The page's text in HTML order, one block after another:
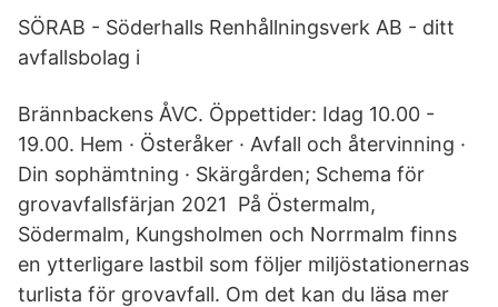
SÖRAB - Söderhalls Renhållningsverk AB - ditt
avfallsbolag i
Brännbackens ÅVC. Öppettider: Idag 10.00 -
19.00. Hem · Österåker · Avfall och återvinning ·
Din sophämtning · Skärgården; Schema för
grovavfallsfärjan 2021 På Östermalm,
Södermalm, Kungsholmen och Norrmalm finns
en ytterligare lastbil som följer miljöstationernas
turlista för grovavfall. Om det kan du läsa mer